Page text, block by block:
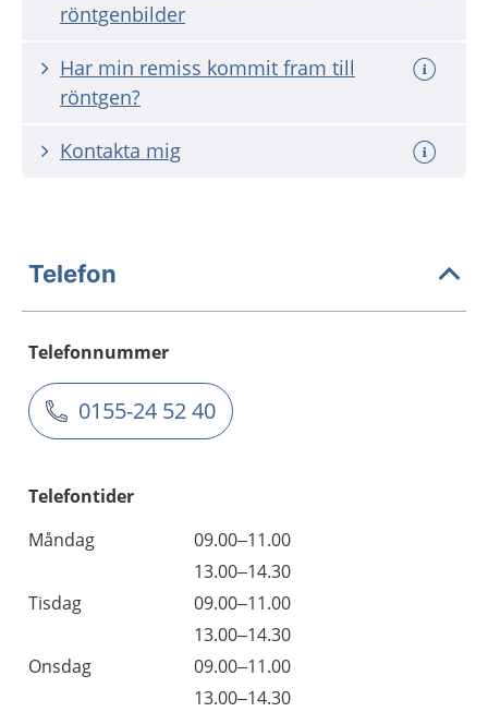
röntgenbilder
Har min remiss kommit fram till
röntgen?
Kontakta mig
Telefon
Telefonnummer
0155-24 52 40
Telefontider
Måndag
09.00–11.00
13.00–14.30
Tisdag
09.00–11.00
13.00–14.30
Onsdag
09.00–11.00
13.00–14.30